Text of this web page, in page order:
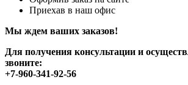
Приехав в наш офис
Мы ждем ваших заказов!
Для получения консультации и
звоните:
+7-960-341-92-56